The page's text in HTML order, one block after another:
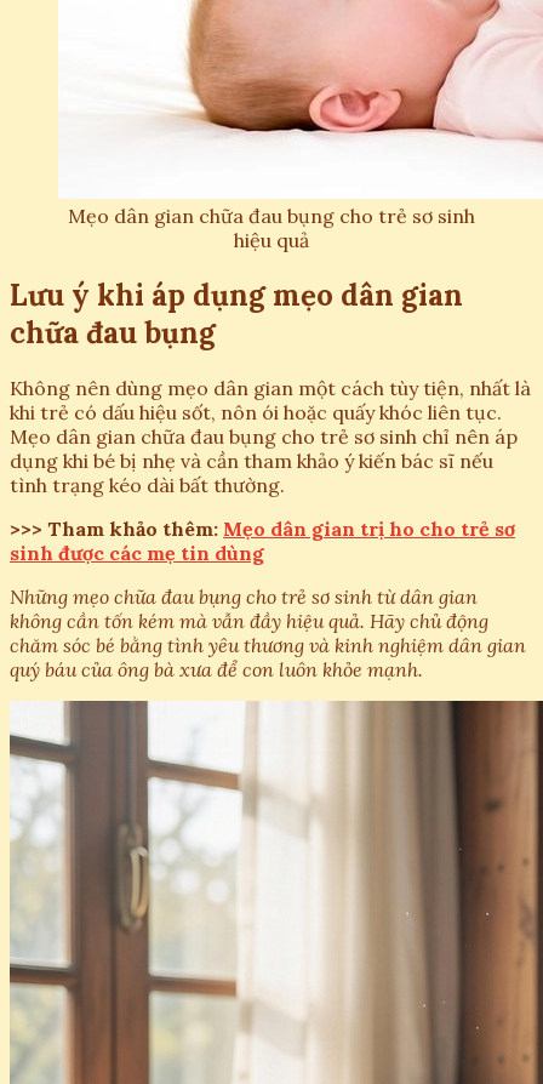
Mẹo dân gian chữa đau bụng cho trẻ sơ sinh
hiệu quả
Lưu ý khi áp dụng mẹo dân gian
chữa đau bụng
Không nên dùng mẹo dân gian một cách tùy tiện, nhất là
khi trẻ có dấu hiệu sốt, nôn ói hoặc quấy khóc liên tục.
Mẹo dân gian chữa đau bụng cho trẻ sơ sinh chỉ nên áp
dụng khi bé bị nhẹ và cần tham khảo ý kiến bác sĩ nếu
tình trạng kéo dài bất thường.
>>> Tham khảo thêm: Mẹo dân gian trị ho cho trẻ sơ
sinh được các mẹ tin dùng
Những mẹo chữa đau bụng cho trẻ sơ sinh từ dân gian
không cần tốn kém mà vẫn đầy hiệu quả. Hãy chủ động
chăm sóc bé bằng tình yêu thương và kinh nghiệm dân gian
quý báu của ông bà xưa để con luôn khỏe mạnh.